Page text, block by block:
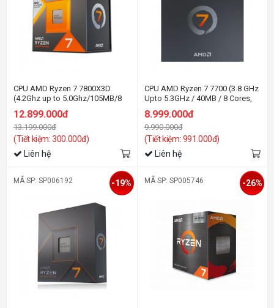
CPU AMD Ryzen 7 7800X3D
(4.2Ghz up to 5.0Ghz/105MB/8
AM5)
12.899.000đ
13.199.000đ
(Tiết kiệm: 300.000đ)
Liên hệ
CPU AMD Ryzen 7 7700 (3.8 GHz
Upto 5.3GHz / 40MB / 8 Cores,
8.999.000đ
9.990.000đ
(Tiết kiệm: 991.000đ)
Liên hệ
MÃ SP: SP006192 -19% MÃ SP: SP005746 -26%